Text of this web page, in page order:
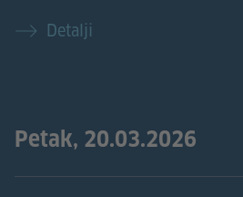
Detalji
Petak, 20.03.2026